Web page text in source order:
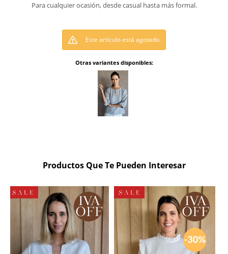
Para cualquier ocasión, desde casual hasta más formal.
Este artículo está agotado.
Otras variantes disponibles:
Productos Que Te Pueden Interesar